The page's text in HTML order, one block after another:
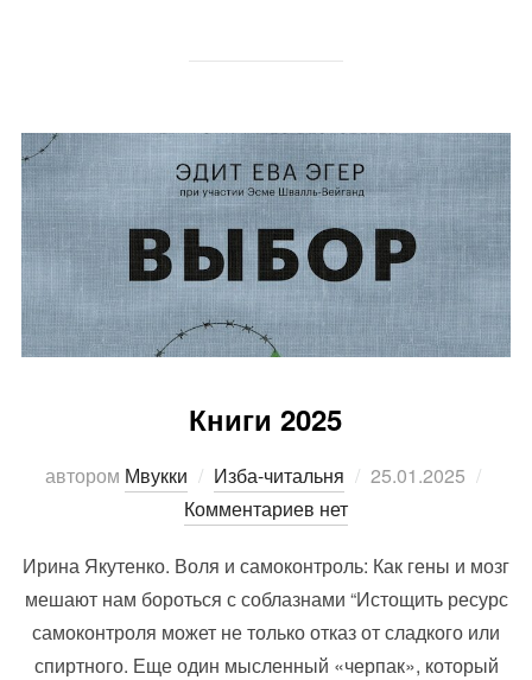
Книги 2025
автором Мвукки Изба-читальня Опубликовано
25.01.2025
Комментариев нет
Ирина Якутенко. Воля и самоконтроль: Как гены и мозг
мешают нам бороться с соблазнами “Истощить ресурс
самоконтроля может не только отказ от сладкого или
спиртного. Еще один мысленный «черпак», который